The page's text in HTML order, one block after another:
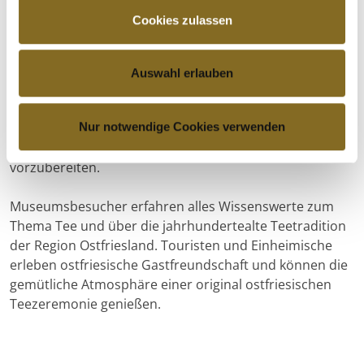
Cookies zulassen
Auswahl erlauben
Nur notwendige Cookies verwenden
der Verkaufsraum des Büntingschen
Kolonialwarenladens. In Kisten und Säcken standen
Rohzucker, Schokolade und andere beliebte Waren für
die Kunden bereit. Dabei war das Geschäft mehr als ein
reiner Verkaufsort: Hier traf sich die Nachbarschaft und
tauschte Neuigkeiten aus. Wie damals üblich, war auch
das Hinterzimmer ein wichtiger Ort. Er bot genug Platz,
um Tabak zu schneiden und andere Waren
vorzubereiten.
Museumsbesucher erfahren alles Wissenswerte zum
Thema Tee und über die jahrhundertealte Teetradition
der Region Ostfriesland. Touristen und Einheimische
erleben ostfriesische Gastfreundschaft und können die
gemütliche Atmosphäre einer original ostfriesischen
Teezeremonie genießen.